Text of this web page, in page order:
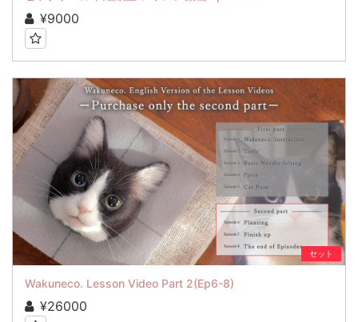
¥9000
セット
Wakuneco. Lesson Video Part 2(Ep6-8)
¥26000